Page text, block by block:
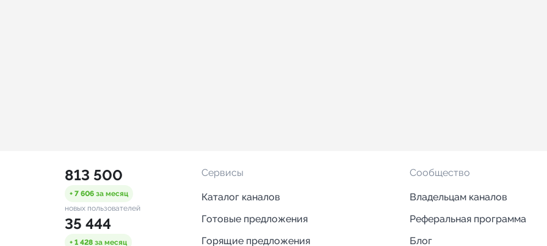
813 500
+ 7 606 за месяц
новых пользователей
35 444
+ 1 428 за месяц
Сервисы
Каталог каналов
Готовые предложения
Горящие предложения
Сообщество
Владельцам каналов
Реферальная программа
Блог